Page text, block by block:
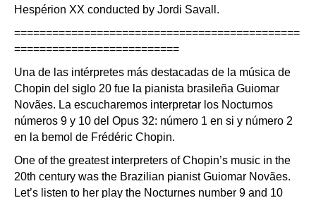
Hespérion XX conducted by Jordi Savall.
=============================================
==========================
Una de las intérpretes más destacadas de la música de
Chopin del siglo 20 fue la pianista brasileña Guiomar
Novães. La escucharemos interpretar los Nocturnos
números 9 y 10 del Opus 32: número 1 en si y número 2
en la bemol de Frédéric Chopin.
One of the greatest interpreters of Chopin’s music in the
20th century was the Brazilian pianist Guiomar Novães.
Let’s listen to her play the Nocturnes number 9 and 10